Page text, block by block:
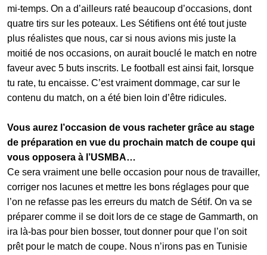
mi-temps. On a d’ailleurs raté beaucoup d’occasions, dont
quatre tirs sur les poteaux. Les Sétifiens ont été tout juste
plus réalistes que nous, car si nous avions mis juste la
moitié de nos occasions, on aurait bouclé le match en notre
faveur avec 5 buts inscrits. Le football est ainsi fait, lorsque
tu rate, tu encaisse. C’est vraiment dommage, car sur le
contenu du match, on a été bien loin d’être ridicules.
Vous aurez l’occasion de vous racheter grâce au stage
de préparation en vue du prochain match de coupe qui
vous opposera à l’USMBA…
Ce sera vraiment une belle occasion pour nous de travailler,
corriger nos lacunes et mettre les bons réglages pour que
l’on ne refasse pas les erreurs du match de Sétif. On va se
préparer comme il se doit lors de ce stage de Gammarth, on
ira là-bas pour bien bosser, tout donner pour que l’on soit
prêt pour le match de coupe. Nous n’irons pas en Tunisie